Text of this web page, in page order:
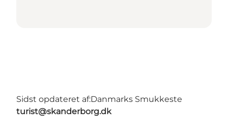
Sidst opdateret af:Danmarks Smukkeste
turist@skanderborg.dk